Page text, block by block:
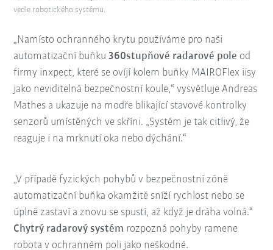
„Namísto ochranného krytu používáme pro naši
automatizační buňku360stupňové radarové pole od
firmy inxpect, které se ovíjí kolem buňky MAIROFlex iisy
jako neviditelná bezpečnostní koule,“ vysvětluje Andreas
Mathes a ukazuje na modře blikající stavové kontrolky
senzorů umístěných ve skříni. „Systém je tak citlivý, že
reaguje i na mrknutí oka nebo dýchání.“
vedle robotického systému.
„V případě fyzických pohybů v bezpečnostní zóně
automatizační buňka okamžitě sníží rychlost nebo se
úplně zastaví a znovu se spustí, až když je dráha volná.“
Chytrý radarový systém rozpozná pohyby ramene
robota v ochranném poli jako neškodné.